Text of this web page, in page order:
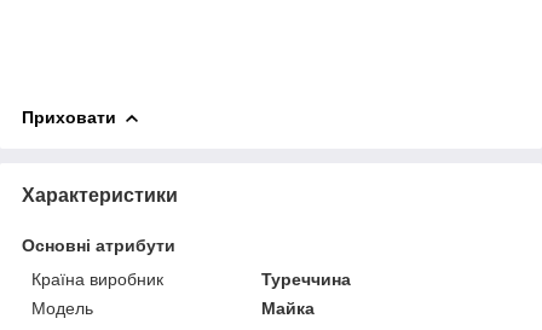
Приховати
Характеристики
Основні атрибути
Країна виробник
Туреччина
Модель
Майка